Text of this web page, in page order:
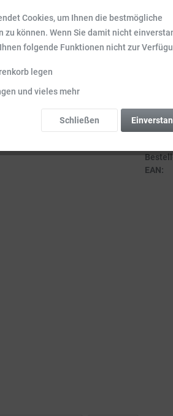
Inhalt:
Preise
EAN:
Cookies, um Ihnen die bestmögliche
können. Wenn Sie damit nicht
folgende Funktionen nicht zur
legen
und vieles mehr
Schließen